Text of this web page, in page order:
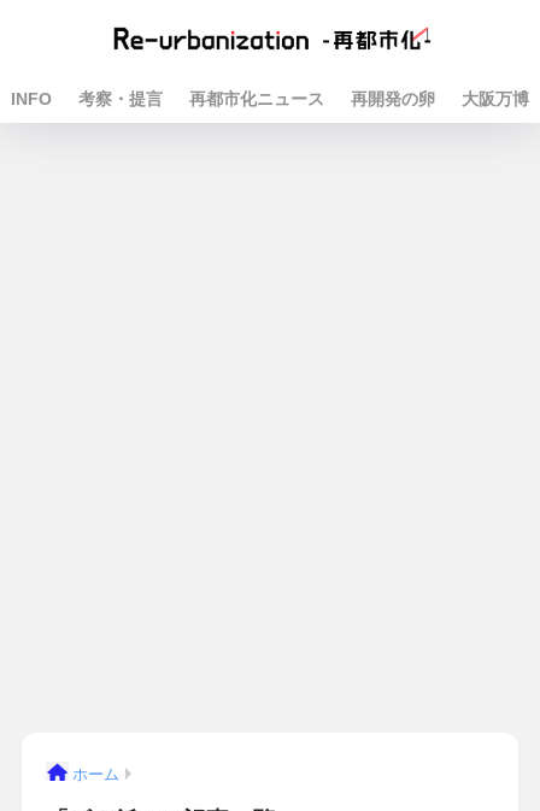
INFO 考察・提言 再都市化ニュース 再開発の卵 大阪万博
ホーム